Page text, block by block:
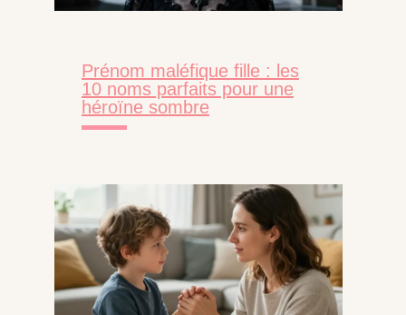
Prénom maléfique fille : les
10 noms parfaits pour une
héroïne sombre